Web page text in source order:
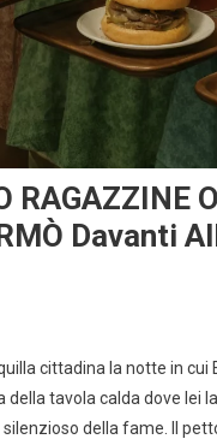
RAGAZZINE
Davanti
cittadina la notte in
tavola calda dove lei
della fame. Il